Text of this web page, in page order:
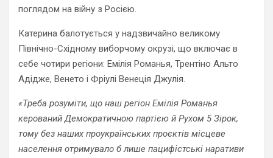
поглядом на війну з Росією.
Катерина балотується у надзвичайно великому
Північно-Східному виборчому окрузі, що включає в
себе чотири регіони: Емілія Романья, Трентіно Альто
Адідже, Венето і Фріулі Венеція Джулія.
«Треба розуміти, що наш регіон Емілія Романья
керований Демократичною партією й Рухом 5 Зірок,
тому без наших проукраїнських проєктів місцеве
населення отримувало б лише пацифістські наративи